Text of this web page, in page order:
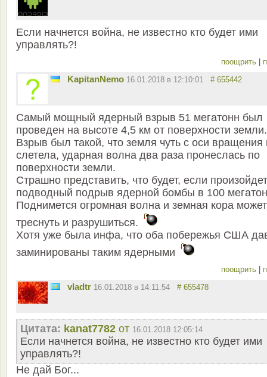
Если начнется война, не известно кто будет ими
управлять?!
поощрить
KapitanNemo 16.01.2018 в 12:10:01 # 655442
Самый мощный ядерный взрыв 51 мегатонн был
проведен на высоте 4,5 км от поверхности земли.
Взрыв был такой, что земля чуть с оси вращения
слетела, ударная волна два раза пронеслась по
поверхности земли.
Страшно представить, что будет, если произойдет
подводный подрыв ядерной бомбы в 100
Поднимется огромная волна и земная кора может
треснуть и разрушиться.
Хотя уже была инфа, что оба побережья США
заминированы таким ядерными
поощрить
vladtr 16.01.2018 в 14:11:54 # 655478
Цитата: kanat7782 от 16.01.2018 12:05:14
Если начнется война, не известно кто будет ими
управлять?!
Не дай Бог...